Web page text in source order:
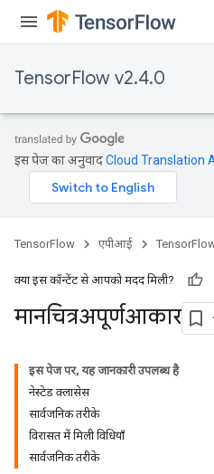
TensorFlow v2.4.0
इस पेज का अनुवादCloud Translation
TensorFlow एपीआई
क्या इस कॉन्टेंट से आपको मदद मिली?
मानचित्रअपूर्णआकार
इस पेज पर, यह जानकारी उपलब्ध है
नेस्टेड क्लासेस
सार्वजनिक तरीके
विरासत में मिली विधियाँ
सार्वजनिक तरीके